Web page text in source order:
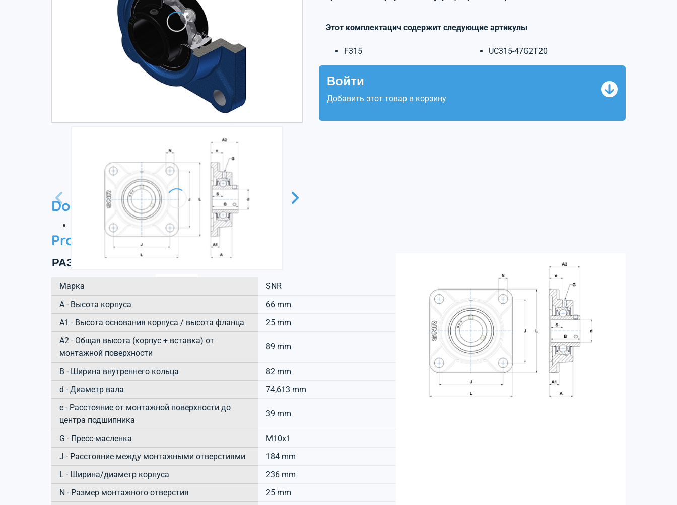
Этот комплектацич содержит следующие артикулы
F315 UC315-47G2T20
Войти
Добавить этот товар в корзину
Documentation
Технический паспорт
Product information
РАЗМЕРЫ ИЗДЕЛИЯ
Марка
SNR
А - Высота корпуса
66 mm
A1 - Высота основания корпуса / высота фланца
25 mm
A2 - Общая высота (корпус + вставка) от
монтажной поверхности
89 mm
B - Ширина внутреннего кольца
82 mm
d - Диаметр вала
74,613 mm
e - Расстояние от монтажной поверхности до
центра подшипника
39 mm
G - Пресс-масленка
M10x1
J - Расстояние между монтажными отверстиями
184 mm
L - Ширина/диаметр корпуса
236 mm
N - Размер монтажного отверстия
25 mm